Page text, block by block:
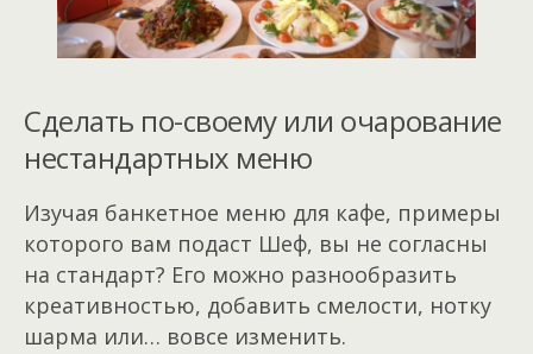
Сделать по-своему или очарование
нестандартных меню
Изучая банкетное меню для кафе, примеры
которого вам подаст Шеф, вы не согласны
на стандарт? Его можно разнообразить
креативностью, добавить смелости, нотку
шарма или… вовсе изменить.